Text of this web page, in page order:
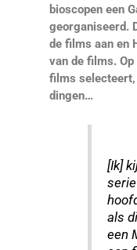
bioscopen een
georganiseerd.
de films aan en
van de films.
films
dingen…
[Ik]
als
een